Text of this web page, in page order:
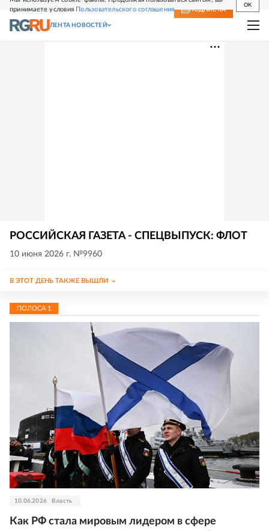
принимаете условия Пользовательского соглашения
OK
СВЕЖИЙ НОМЕР ПОДПИСКА
ЛЕНТА НОВОСТЕЙ
РОССИЙСКАЯ ГАЗЕТА - СПЕЦВЫПУСК: ФЛОТ
10 июня 2026 г. №9960
В ЭТОТ ДЕНЬ ТАКЖЕ ВЫШЛИ
ПОЛОСА 1
10.06.2026 Власть
Как РФ стала мировым лидером в сфере